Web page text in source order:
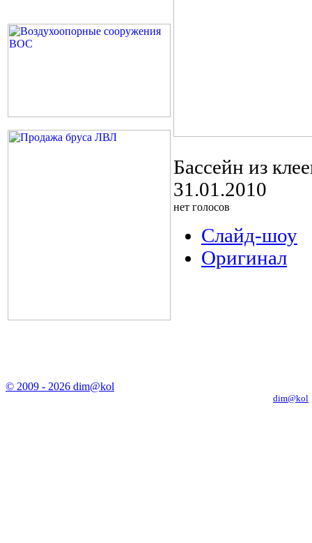
Бассейн из
31.01.2010
нет голосов
Слайд-шоу
Оригинал
© 2009 - 2026 dim@kol
dim@kol